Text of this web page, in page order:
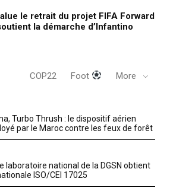
le retrait du projet FIFA Forward
la démarche d’Infantino
COP22 Foot More
Turbo Thrush : le dispositif aérien
par le Maroc contre les feux de forêt
laboratoire national de la DGSN obtient
ISO/CEI 17025